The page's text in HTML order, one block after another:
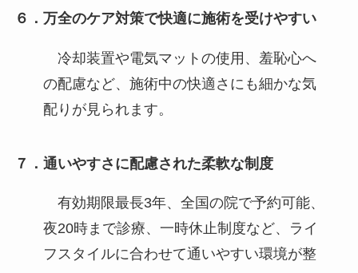
６．万全のケア対策で快適に施術を受けやすい
冷却装置や電気マットの使用、羞恥心へ
の配慮など、施術中の快適さにも細かな気
配りが見られます。
７．通いやすさに配慮された柔軟な制度
有効期限最長3年、全国の院で予約可能、
夜20時まで診療、一時休止制度など、ライ
フスタイルに合わせて通いやすい環境が整